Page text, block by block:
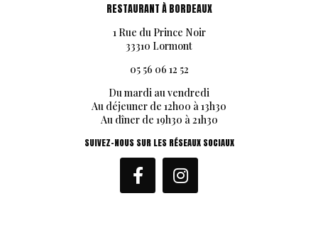
RESTAURANT À BORDEAUX
1 Rue du Prince Noir
33310 Lormont
05 56 06 12 52
Du mardi au vendredi
Au déjeuner de 12h00 à 13h30
Au dîner de 19h30 à 21h30
SUIVEZ-NOUS SUR LES RÉSEAUX SOCIAUX